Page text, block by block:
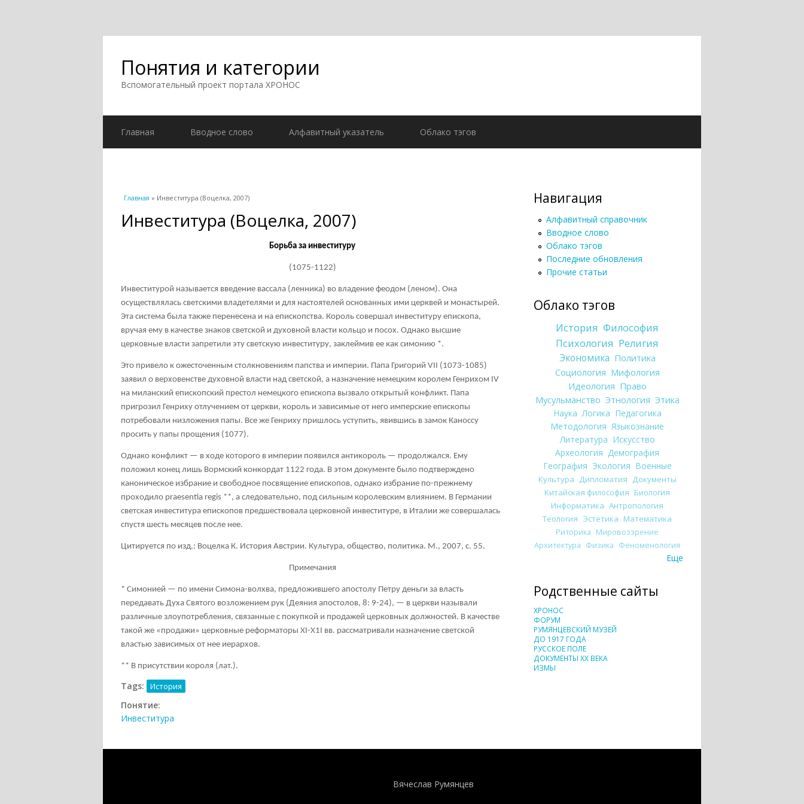
Понятия и категории
Вспомогательный проект портала ХРОНОС
Главная Вводное слово Алфавитный указатель Облако тэгов
Вы здесь
Главная » Инвеститура (Воцелка, 2007)
Инвеститура (Воцелка, 2007)
Борьба за инвеституру
(1075-1122)
Инвеститурой называется введение вассала (ленника) во владение феодом (леном). Она
осуществлялась светскими владетелями и для настоятелей основанных ими церквей и монастырей.
Эта система была также перенесена и на епископства. Король совершал инвеституру епископа,
вручая ему в качестве знаков светской и духовной власти кольцо и посох. Однако высшие
церковные власти запретили эту светскую инвеституру, заклеймив ее как симонию *.
Это привело к ожесточенным столкновениям папства и империи. Папа Григорий VII (1073-1085)
заявил о верховенстве духовной власти над светской, а назначение немецким королем Генрихом IV
на миланский епископский престол немецкого епископа вызвало открытый конфликт. Папа
пригрозил Генриху отлучением от церкви, король и зависимые от него имперские епископы
потребовали низложения папы. Все же Генриху пришлось уступить, явившись в замок Каноссу
просить у папы прощения (1077).
Однако конфликт — в ходе которого в империи появился антикороль — продолжался. Ему
положил конец лишь Вормский конкордат 1122 года. В этом документе было подтверждено
каноническое избрание и свободное посвящение епископов, однако избрание по-прежнему
проходило praesentia regis **, а следовательно, под сильным королевским влиянием. В Германии
светская инвеститура епископов предшествовала церковной инвеституре, в Италии же совершалась
спустя шесть месяцев после нее.
Цитируется по изд.: Воцелка К. История Австрии. Культура, общество, политика. М., 2007, с. 55.
Примечания
* Симонией — по имени Симона-волхва, предложившего апостолу Петру деньги за власть
передавать Духа Святого возложением рук (Деяния апостолов, 8: 9-24), — в церкви называли
различные злоупотребления, связанные с покупкой и продажей церковных должностей. В качестве
такой же «продажи» церковные реформаторы XI-X1I вв. рассматривали назначение светской
властью зависимых от нее иерархов.
** В присутствии короля (лат.).
Tags: История
Понятие:
Инвеститура
Навигация
Алфавитный справочник
Вводное слово
Облако тэгов
Последние обновления
Прочие статьи
Облако тэгов
История Философия
Психология Религия
Экономика Политика
Социология Мифология
Идеология Право
Мусульманство Этнология Этика
Наука Логика Педагогика
Методология Языкознание
Литература Искусство
Археология Демография
География Экология Военные
Культура Дипломатия Документы
Китайская философия Биология
Информатика Антропология
Теология Эстетика Математика
Риторика Мировоззрение
Архитектура Физика Феноменология
Еще
Родственные сайты
ХРОНОС
ФОРУМ
РУМЯНЦЕВСКИЙ МУЗЕЙ
ДО 1917 ГОДА
РУССКОЕ ПОЛЕ
ДОКУМЕНТЫ XX ВЕКА
ИЗМЫ
Вячеслав Румянцев